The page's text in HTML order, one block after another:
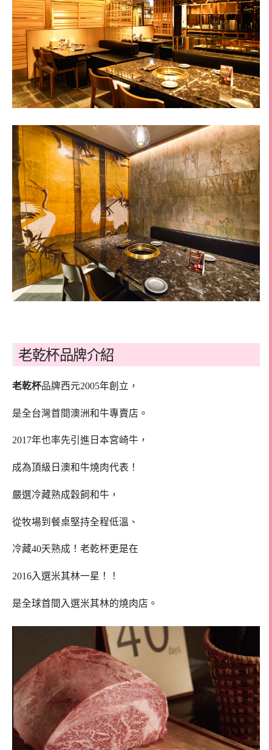
老乾杯品牌介紹
老乾杯品牌西元2005年創立，
是全台灣首間澳洲和牛專賣店。
2017年也率先引進日本宮崎牛，
成為頂級日澳和牛燒肉代表！
嚴選冷藏熟成穀飼和牛，
從牧場到餐桌堅持全程低溫、
冷藏40天熟成！老乾杯更是在
2016入選米其林一星！！
是全球首間入選米其林的燒肉店。